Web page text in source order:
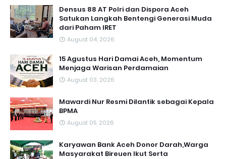
Densus 88 AT Polri dan Dispora Aceh
Satukan Langkah Bentengi Generasi Muda
dari Paham IRET
August 04, 2026
15 Agustus Hari Damai Aceh, Momentum
Menjaga Warisan Perdamaian
August 03, 2026
Mawardi Nur Resmi Dilantik sebagai Kepala
BPMA
August 05, 2026
Karyawan Bank Aceh Donor Darah,Warga
Masyarakat Bireuen Ikut Serta